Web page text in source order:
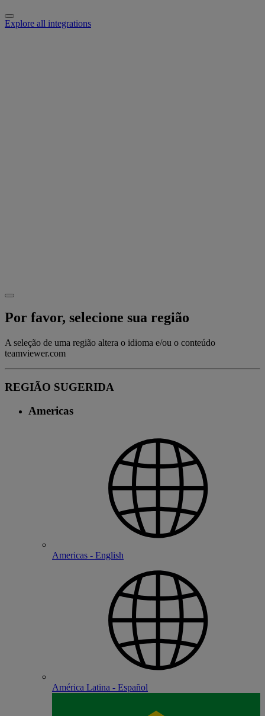
Explore all integrations
Por favor, selecione sua região
A seleção de uma região altera o idioma e/ou o conteúdo
teamviewer.com
REGIÃO SUGERIDA
Americas
Americas - English
América Latina - Español